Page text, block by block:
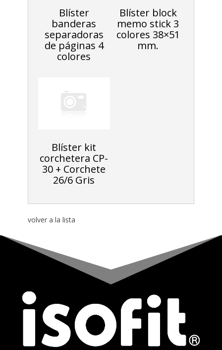
Blíster
banderas
separadoras
de páginas 4
colores
Blíster block
memo stick 3
colores 38×51
mm.
Blíster kit
corchetera CP-
30 + Corchete
26/6 Gris
volver a la lista